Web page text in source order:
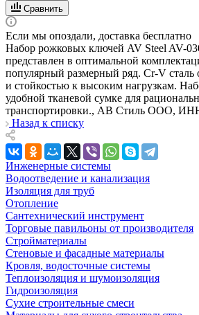
Сравнить
Если мы опоздали, доставка бесплатно
Набор рожковых ключей AV Steel AV-
представлен в оптимальной
популярный размерный ряд. Cr-V сталь
и стойкостью к высоким нагрузкам.
удобной тканевой сумке для
транспортировки., АВ Стиль ООО,
Назад к списку
Инженерные системы
Водоотведение и канализация
Изоляция для труб
Отопление
Сантехнический инструмент
Торговые павильоны от производителя
Стройматериалы
Стеновые и фасадные материалы
Кровля, водосточные системы
Теплоизоляция и шумоизоляция
Гидроизоляция
Сухие строительные смеси